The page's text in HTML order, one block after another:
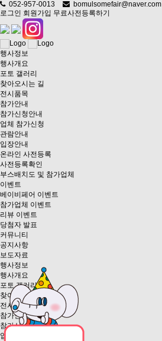
052-957-0013
bomulsomefair@naver.com
로그인 회원가입 무료사전등록하기
행사정보
행사개요
포토 갤러리
찾아오시는 길
전시품목
참가안내
참가신청안내
업체 참가신청
관람안내
입장안내
온라인 사전등록
사전등록확인
부스배치도 및 참가업체
이벤트
베이비페어 이벤트
참가업체 이벤트
리뷰 이벤트
당첨자 발표
커뮤니티
공지사항
보도자료
행사정보
행사개요
포토 갤러리
찾아오시는 길
전시품목
참가안내
참가신청안내
업체 참가신청